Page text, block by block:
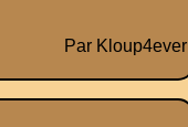
Par Kloup4ever